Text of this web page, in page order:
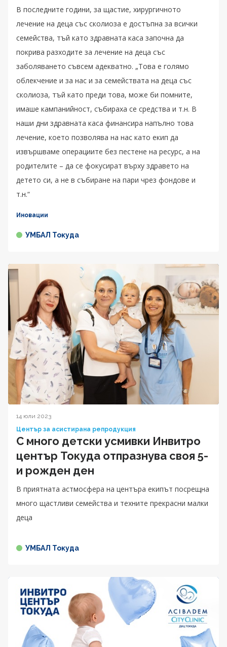
В последните години, за щастие, хирургичното
лечение на деца със сколиоза е достъпна за всички
семейства, тъй като здравната каса започна да
покрива разходите за лечение на деца със
заболяването съвсем адекватно. „Това е голямо
облекчение и за нас и за семействата на деца със
сколиоза, тъй като преди това, може би помните,
имаше кампанийност, събираха се средства и т.н. В
наши дни здравната каса финансира напълно това
лечение, което позволява на нас като екип да
извършваме операциите без пестене на ресурс, а на
родителите – да се фокусират върху здравето на
детето си, а не в събиране на пари чрез фондове и
т.н.“
Иновации
УМБАЛ Токуда
14 юли 2023
Център за асистирана репродукция
С много детски усмивки Инвитро
център Токуда отпразнува своя 5-
и рожден ден
В приятната астмосфера на центъра екипът посрещна
много щастливи семейства и техните прекрасни малки
деца
УМБАЛ Токуда